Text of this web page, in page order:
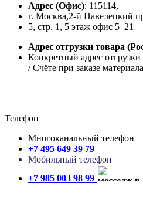
Адрес (Офис): 115114,
г. Москва,2-й Павелецкий
5, стр. 1, 5 этаж офис 5–21
Адрес отгрузки товара
Конкретный адрес
/ Счёте при заказе
Телефон
Многоканальный телефон
+7 495 649 39 79
Мобильный телефон
+7 985 003 98 99